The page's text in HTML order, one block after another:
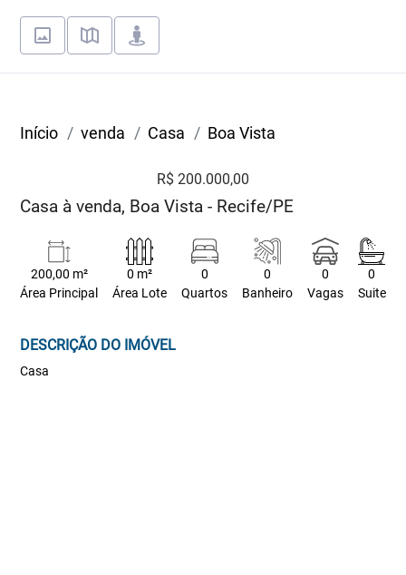
Início venda Casa Boa Vista
R$ 200.000,00
Casa à venda, Boa Vista - Recife/PE
200,00 m²
Área Principal
0 m²
Área Lote
0
Quartos
0
Banheiro
0
Vagas
0
Suite
DESCRIÇÃO DO IMÓVEL
Casa